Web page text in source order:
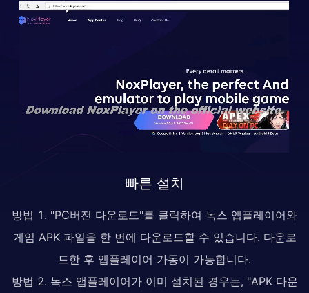
빠른 설치
방법 1. "PC버전 다운로드"를 클릭하여 녹스 앱플레이어와
게임 APK 파일을 한 번에 다운로드할 수 있습니다. 다운로
드한 후 앱플레이어 가동이 가능합니다.
방법 2. 녹스 앱플레이어가 이미 설치된 경우는, "APK 다운